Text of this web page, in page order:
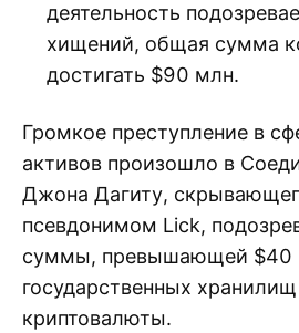
деятельность
хищений, общая сумма
достигать $90 млн.
Громкое преступление в
активов произошло в
Джона Дагиту,
псевдонимом Lick,
суммы, превышающей $40
государственных
криптовалюты.